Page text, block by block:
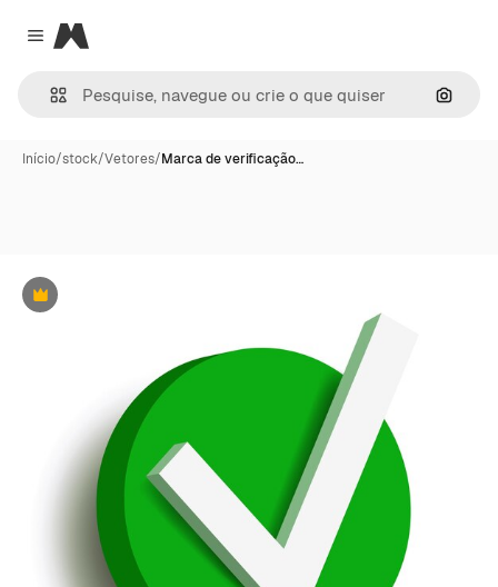
Close menu
Magnific
Início/stock/Vetores/Marca de verificação…
Premium